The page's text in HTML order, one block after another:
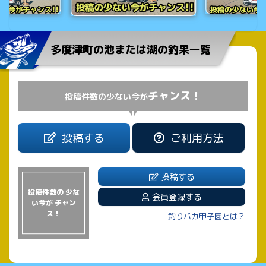
多度津町の池または湖の釣果一覧
投稿件数の少ない今がチャンス！
投稿する ご利用方法
投稿件数の 少な
い今が チャン
ス！
投稿する
会員登録する
釣りバカ甲子園とは？